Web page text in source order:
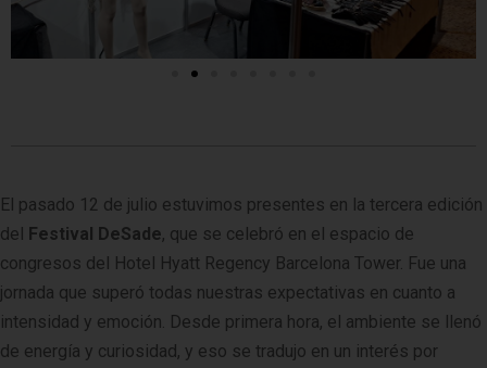
El pasado 12 de julio estuvimos presentes en la tercera edición
del Festival DeSade, que se celebró en el espacio de
congresos del Hotel Hyatt Regency Barcelona Tower. Fue una
jornada que superó todas nuestras expectativas en cuanto a
intensidad y emoción. Desde primera hora, el ambiente se llenó
de energía y curiosidad, y eso se tradujo en un interés por